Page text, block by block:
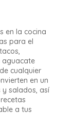
en la cocina
para el
aguacate
cualquier
en un
salados, así
a tus